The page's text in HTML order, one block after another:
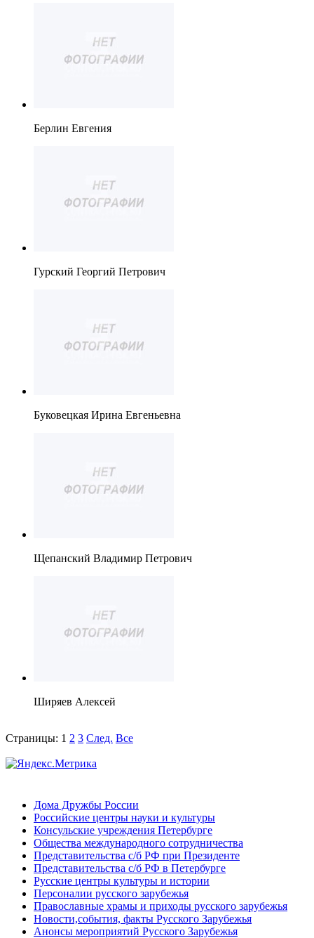
Берлин Евгения
Гурский Георгий Петрович
Буковецкая Ирина Евгеньевна
Щепанский Владимир Петрович
Ширяев Алексей
Страницы: 1 2 3 След. Все
Дома Дружбы России
Российские центры науки и культуры
Консульские учреждения Петербурге
Общества международного сотрудничества
Представительства с/б РФ при Президенте
Представительства с/б РФ в Петербурге
Русские центры культуры и истории
Персоналии русского зарубежья
Православные храмы и приходы русского зарубежья
Новости,события, факты Русского Зарубежья
Анонсы мероприятий Русского Зарубежья